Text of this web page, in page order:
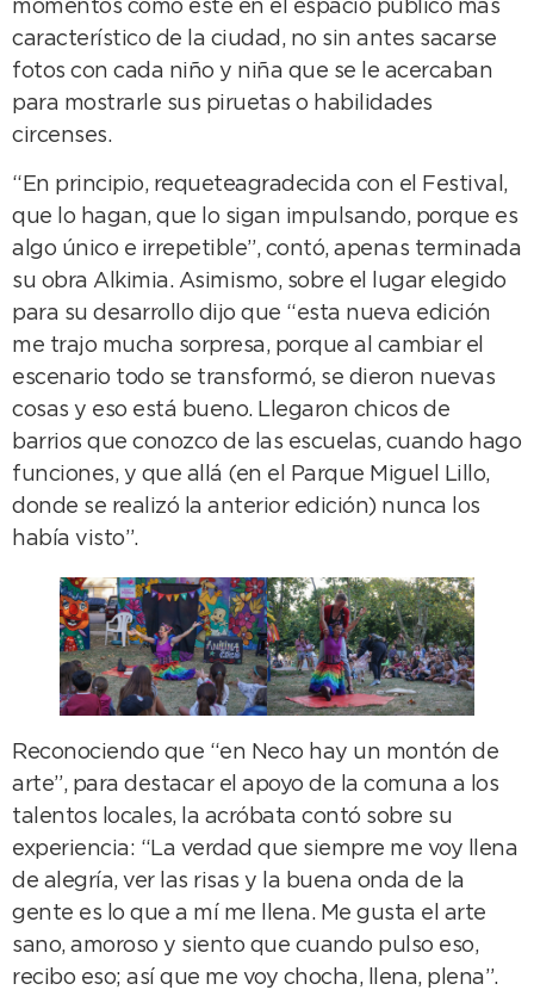
momentos como este en el espacio público más
característico de la ciudad, no sin antes sacarse
fotos con cada niño y niña que se le acercaban
para mostrarle sus piruetas o habilidades
circenses.
“En principio, requeteagradecida con el Festival,
que lo hagan, que lo sigan impulsando, porque es
algo único e irrepetible”, contó, apenas terminada
su obra Alkimia. Asimismo, sobre el lugar elegido
para su desarrollo dijo que “esta nueva edición
me trajo mucha sorpresa, porque al cambiar el
escenario todo se transformó, se dieron nuevas
cosas y eso está bueno. Llegaron chicos de
barrios que conozco de las escuelas, cuando hago
funciones, y que allá (en el Parque Miguel Lillo,
donde se realizó la anterior edición) nunca los
había visto”.
Reconociendo que “en Neco hay un montón de
arte”, para destacar el apoyo de la comuna a los
talentos locales, la acróbata contó sobre su
experiencia: “La verdad que siempre me voy llena
de alegría, ver las risas y la buena onda de la
gente es lo que a mí me llena. Me gusta el arte
sano, amoroso y siento que cuando pulso eso,
recibo eso; así que me voy chocha, llena, plena”.